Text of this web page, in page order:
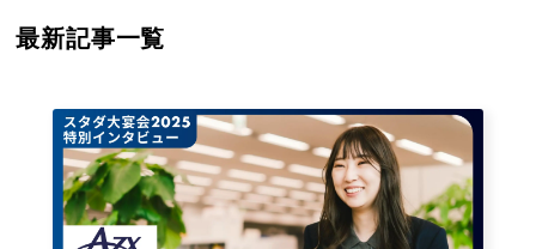
最新記事一覧